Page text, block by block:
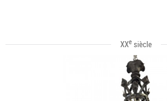
XXesiècle